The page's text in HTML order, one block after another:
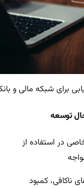
توسعه
در استفاده از
کمبود